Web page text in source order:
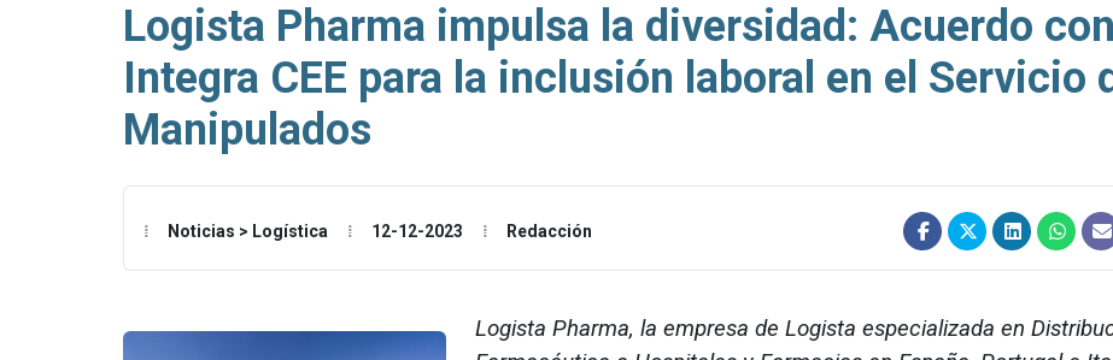
Logista Pharma impulsa la diversidad: Acuerdo con
Integra CEE para la inclusión laboral en el Servicio
Manipulados
Noticias > Logística 12-12-2023 Redacción
Logista Pharma, la empresa de Logista especializada en